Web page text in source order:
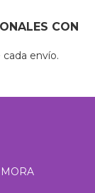
CON
envío.